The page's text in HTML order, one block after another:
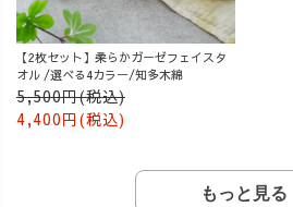
【2枚セット】柔らかガーゼフェイスタ
オル /選べる4カラー/知多木綿
5,500円(税込)
4,400円(税込)
もっと見る